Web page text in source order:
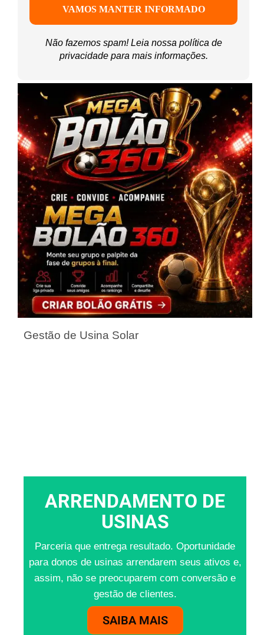
Não fazemos spam! Leia nossa política de
privacidadepara mais informações.
Gestão de Usina Solar
ARRENDAMENTO DE
USINAS
Parceria que entrega resultado. Oportunidade
para donos de usinas arrendarem seus ativos e,
assim, não se preocuparem com conversão e
gestão de clientes.
SAIBA MAIS